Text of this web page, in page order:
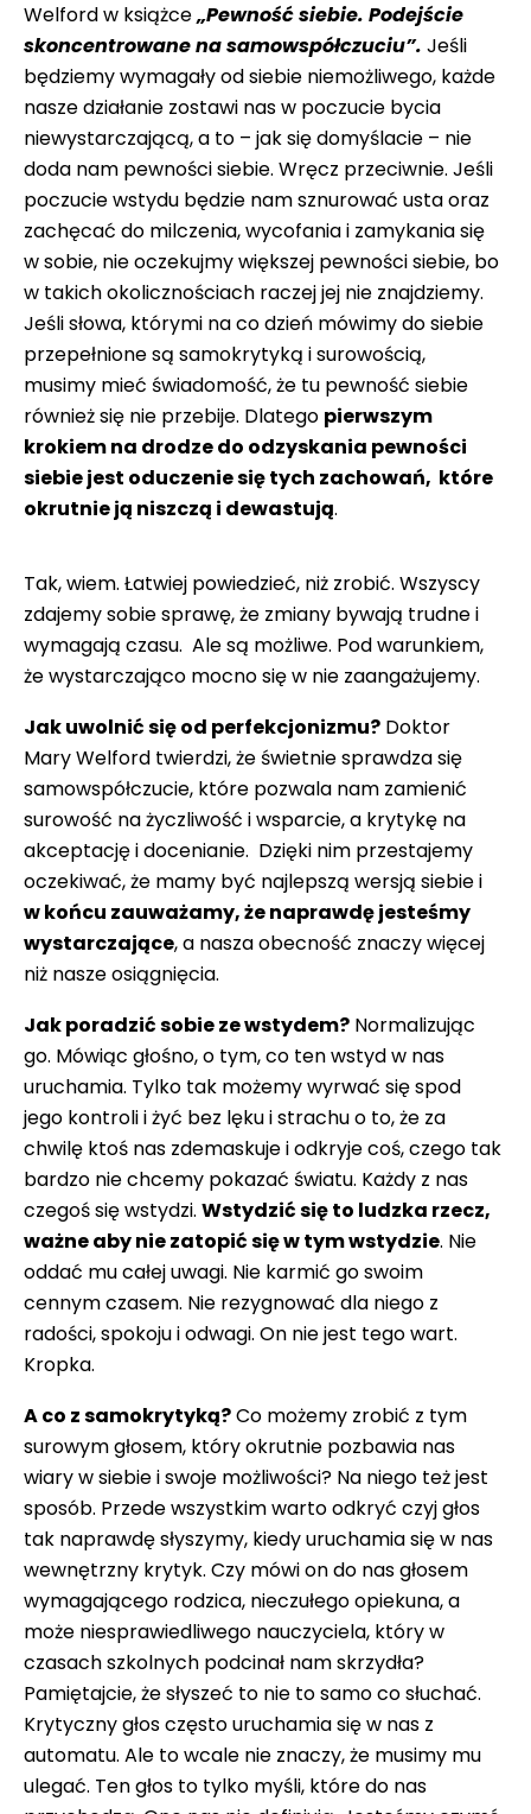
Welford w książce„Pewność siebie. Podejście
skoncentrowane na samowspółczuciu”. Jeśli
będziemy wymagały od siebie niemożliwego, każde
nasze działanie zostawi nas w poczucie bycia
niewystarczającą, a to – jak się domyślacie – nie
doda nam pewności siebie. Wręcz przeciwnie. Jeśli
poczucie wstydu będzie nam sznurować usta oraz
zachęcać do milczenia, wycofania i zamykania się
w sobie, nie oczekujmy większej pewności siebie, bo
w takich okolicznościach raczej jej nie znajdziemy.
Jeśli słowa, którymi na co dzień mówimy do siebie
przepełnione są samokrytyką i surowością,
musimy mieć świadomość, że tu pewność siebie
również się nie przebije. Dlatego pierwszym
krokiem na drodze do odzyskania pewności
siebie jest oduczenie się tych zachowań, które
okrutnie ją niszczą i dewastują.
Tak, wiem. Łatwiej powiedzieć, niż zrobić. Wszyscy
zdajemy sobie sprawę, że zmiany bywają trudne i
wymagają czasu. Ale są możliwe. Pod warunkiem,
że wystarczająco mocno się w nie zaangażujemy.
Jak uwolnić się od perfekcjonizmu? Doktor
Mary Welford twierdzi, że świetnie sprawdza się
samowspółczucie, które pozwala nam zamienić
surowość na życzliwość i wsparcie, a krytykę na
akceptację i docenianie. Dzięki nim przestajemy
oczekiwać, że mamy być najlepszą wersją siebie i
w końcu zauważamy, że naprawdę jesteśmy
wystarczające, a nasza obecność znaczy więcej
niż nasze osiągnięcia.
Jak poradzić sobie ze wstydem? Normalizując
go. Mówiąc głośno, o tym, co ten wstyd w nas
uruchamia. Tylko tak możemy wyrwać się spod
jego kontroli i żyć bez lęku i strachu o to, że za
chwilę ktoś nas zdemaskuje i odkryje coś, czego tak
bardzo nie chcemy pokazać światu. Każdy z nas
czegoś się wstydzi. Wstydzić się to ludzka rzecz,
ważne aby nie zatopić się w tym wstydzie. Nie
oddać mu całej uwagi. Nie karmić go swoim
cennym czasem. Nie rezygnować dla niego z
radości, spokoju i odwagi. On nie jest tego wart.
Kropka.
A co z samokrytyką?Co możemy zrobić z tym
surowym głosem, który okrutnie pozbawia nas
wiary w siebie i swoje możliwości? Na niego też jest
sposób. Przede wszystkim warto odkryć czyj głos
tak naprawdę słyszymy, kiedy uruchamia się w nas
wewnętrzny krytyk. Czy mówi on do nas głosem
wymagającego rodzica, nieczułego opiekuna, a
może niesprawiedliwego nauczyciela, który w
czasach szkolnych podcinał nam skrzydła?
Pamiętajcie, że słyszeć to nie to samo co słuchać.
Krytyczny głos często uruchamia się w nas z
automatu. Ale to wcale nie znaczy, że musimy mu
ulegać. Ten głos to tylko myśli, które do nas